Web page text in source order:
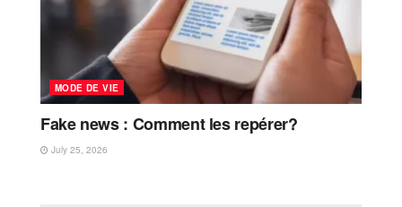
MODE DE VIE
Fake news : Comment les repérer?
July 25, 2026